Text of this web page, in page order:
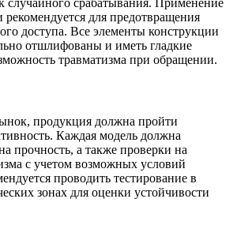
срабатывания. Применение
для предотвращения
доступа. Все элементы конструкции
отшлифованы и иметь гладкие
травматизма при обращении.
продукция должна пройти
Каждая модель должна
прочность, а также проверки на
с учетом возможных условий
проводить тестирование в
зонах для оценки устойчивости